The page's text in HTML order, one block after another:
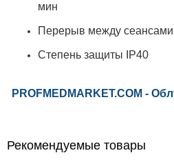
мин
Перерыв между сеансами
Степень защиты IP40
PROFMEDMARK ET.COM -
Рекомендуемые товары